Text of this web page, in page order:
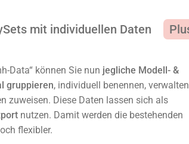
mit individuellen Daten
Data“ können Sie nun jegliche Modell- &
gruppieren, individuell benennen, verwalten
zuweisen. Diese Daten lassen sich als
nutzen. Damit werden die bestehenden
flexibler.